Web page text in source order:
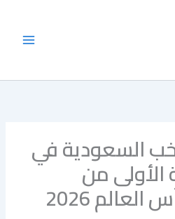
السعودية في
الأولى من
2026